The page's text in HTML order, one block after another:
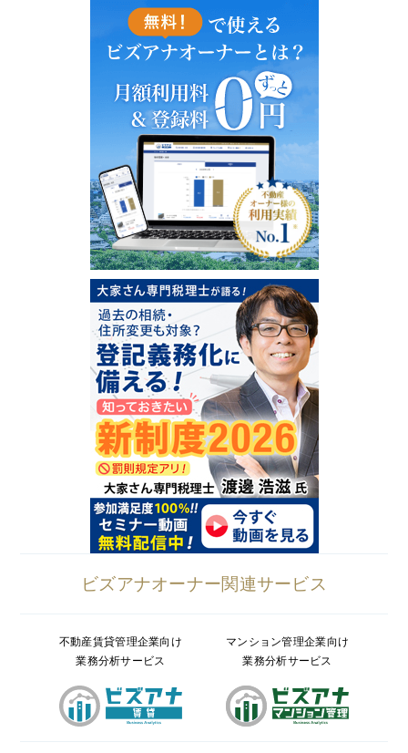
ビズアナオーナー関連サービス
不動産賃貸管理企業向け
業務分析サービス
マンション管理企業向け
業務分析サービス